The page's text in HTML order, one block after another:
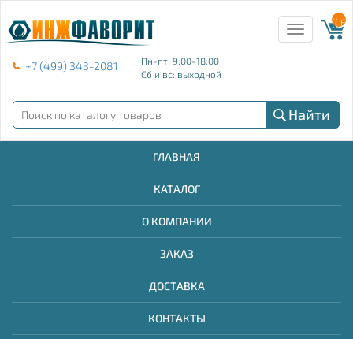
+7 (499) 343-2081
Пн-пт: 9:00-18:00
Сб и вс: выходной
Toggle
navigation
{{
Найти
ГЛАВНАЯ
КАТАЛОГ
О КОМПАНИИ
ЗАКАЗ
ДОСТАВКА
КОНТАКТЫ